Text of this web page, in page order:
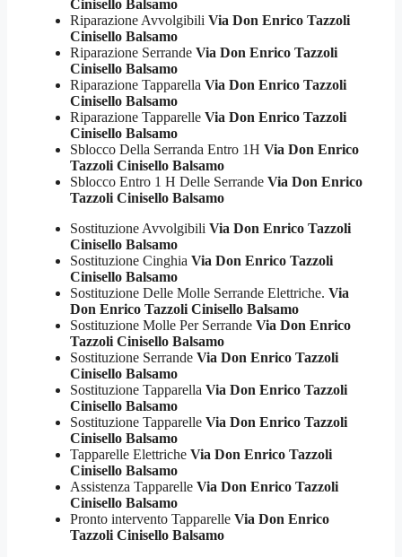
Cinisello Balsamo
Riparazione Avvolgibili Via Don Enrico Tazzoli
Cinisello Balsamo
Riparazione Serrande Via Don Enrico Tazzoli
Cinisello Balsamo
Riparazione Tapparella Via Don Enrico Tazzoli
Cinisello Balsamo
Riparazione Tapparelle Via Don Enrico Tazzoli
Cinisello Balsamo
Sblocco Della Serranda Entro 1H Via Don Enrico
Tazzoli Cinisello Balsamo
Sblocco Entro 1 H Delle Serrande Via Don Enrico
Tazzoli Cinisello Balsamo
Sostituzione Avvolgibili Via Don Enrico Tazzoli
Cinisello Balsamo
Sostituzione Cinghia Via Don Enrico Tazzoli
Cinisello Balsamo
Sostituzione Delle Molle Serrande Elettriche. Via
Don Enrico Tazzoli Cinisello Balsamo
Sostituzione Molle Per Serrande Via Don Enrico
Tazzoli Cinisello Balsamo
Sostituzione Serrande Via Don Enrico Tazzoli
Cinisello Balsamo
Sostituzione Tapparella Via Don Enrico Tazzoli
Cinisello Balsamo
Sostituzione Tapparelle Via Don Enrico Tazzoli
Cinisello Balsamo
Tapparelle Elettriche Via Don Enrico Tazzoli
Cinisello Balsamo
Assistenza Tapparelle Via Don Enrico Tazzoli
Cinisello Balsamo
Pronto intervento Tapparelle Via Don Enrico
Tazzoli Cinisello Balsamo